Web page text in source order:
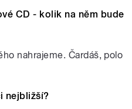
CD - kolik na něm bude
nahrajeme. Čardáš, polo
nejbližší?